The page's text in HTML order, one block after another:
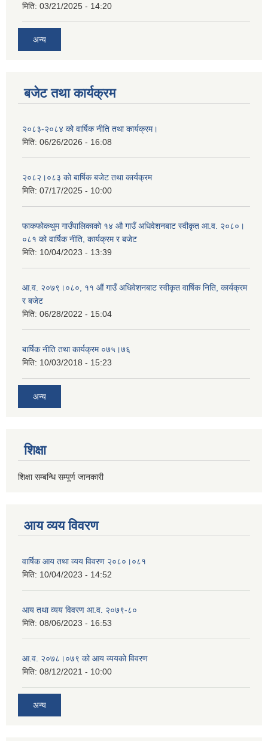
मिति: 03/21/2025 - 14:20
अन्य
बजेट तथा कार्यक्रम
२०८३-२०८४ को वार्षिक नीति तथा कार्यक्रम।
मिति: 06/26/2026 - 16:08
२०८२।०८३ को बार्षिक बजेट तथा कार्यक्रम
मिति: 07/17/2025 - 10:00
फाकफोकथुम गाउँपालिकाको १४ औ गाउँ अधिवेशनबाट स्वीकृत आ.व. २०८०।
०८१ को वार्षिक नीति, कार्यक्रम र बजेट
मिति: 10/04/2023 - 13:39
आ.व. २०७९।०८०, ११ औं गाउँ अधिवेशनबाट स्वीकृत वार्षिक निति, कार्यक्रम
र बजेट
मिति: 06/28/2022 - 15:04
बार्षिक नीति तथा कार्यक्रम ०७५।७६
मिति: 10/03/2018 - 15:23
अन्य
शिक्षा
शिक्षा सम्बन्धि सम्पूर्ण जानकारी
आय व्यय विवरण
वार्षिक आय तथा व्यय विवरण २०८०।०८१
मिति: 10/04/2023 - 14:52
आय तथा व्यय विवरण आ.व. २०७९-८०
मिति: 08/06/2023 - 16:53
आ.व. २०७८।०७९ को आय व्ययको विवरण
मिति: 08/12/2021 - 10:00
अन्य